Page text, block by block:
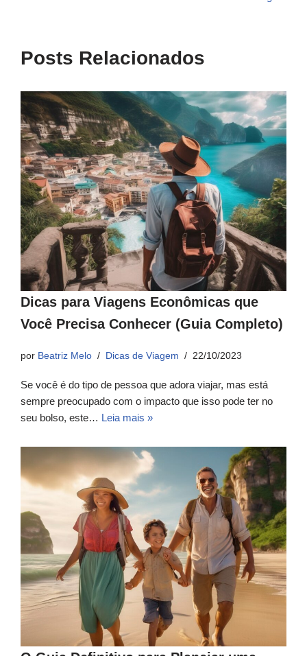
Posts Relacionados
Dicas para Viagens Econômicas que
Você Precisa Conhecer (Guia Completo)
por Beatriz Melo Dicas de Viagem 22/10/2023
Se você é do tipo de pessoa que adora viajar, mas está
sempre preocupado com o impacto que isso pode ter no
seu bolso, este… Leia mais »